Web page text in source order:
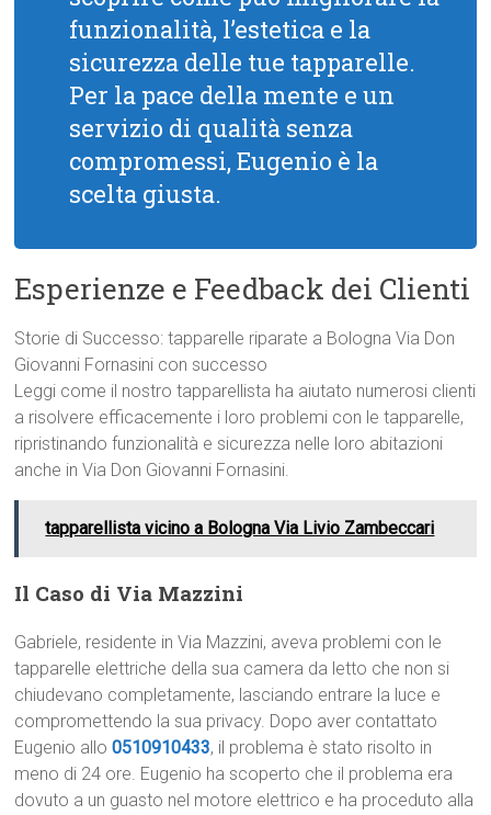
funzionalità, l’estetica e la
sicurezza delle tue tapparelle.
Per la pace della mente e un
servizio di qualità senza
compromessi, Eugenio è la
scelta giusta.
Esperienze e Feedback dei Clienti
Storie di Successo: tapparelle riparate a Bologna Via Don
Giovanni Fornasini con successo
Leggi come il nostro tapparellista ha aiutato numerosi clienti
a risolvere efficacemente i loro problemi con le tapparelle,
ripristinando funzionalità e sicurezza nelle loro abitazioni
anche in Via Don Giovanni Fornasini.
tapparellista vicino a Bologna Via Livio Zambeccari
Il Caso di Via Mazzini
Gabriele, residente in Via Mazzini, aveva problemi con le
tapparelle elettriche della sua camera da letto che non si
chiudevano completamente, lasciando entrare la luce e
compromettendo la sua privacy. Dopo aver contattato
Eugenio allo0510910433, il problema è stato risolto in
meno di 24 ore. Eugenio ha scoperto che il problema era
dovuto a un guasto nel motore elettrico e ha proceduto alla